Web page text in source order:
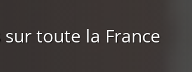
toute la France